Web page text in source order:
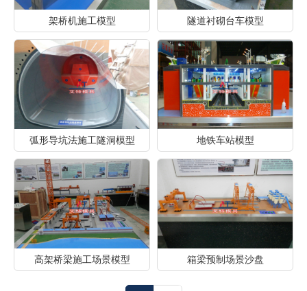
架桥机施工模型 隧道衬砌台车模型
弧形导坑法施工隧洞模型 地铁车站模型
高架桥梁施工场景模型 箱梁预制场景沙盘